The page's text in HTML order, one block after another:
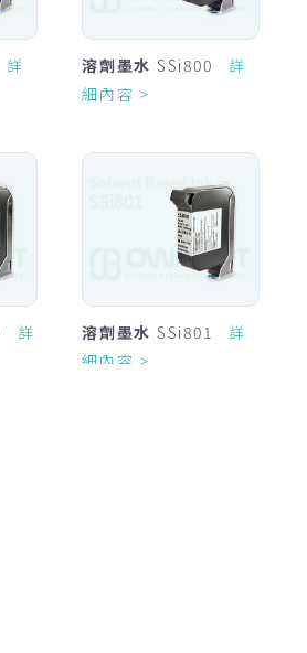
詳
溶劑墨水 SSi800
詳
細內容 >
詳
溶劑墨水 SSi801
詳
細內容 >